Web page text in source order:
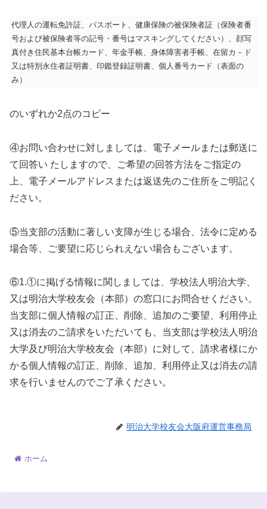
代理人の運転免許証、パスポート、健康保険の被保険者証（保険者番
号および被保険者等の記号・番号はマスキングしてください）、顔写
真付き住民基本台帳カード、年金手帳、身体障害者手帳、在留カ－ド
又は特別永住者証明書、印鑑登録証明書、個人番号カード（表面の
み）
のいずれか2点のコピー
④お問い合わせに対しましては、電子メールまたは郵送に
て回答い たしますので、ご希望の回答方法をご指定の
上、電子メールアドレスまたは返送先のご住所をご明記く
ださい。
⑤当支部の活動に著しい支障が生じる場合、法令に定める
場合等、ご要望に応じられえない場合もございます。
⑥1.①に掲げる情報に関しましては、学校法人明治大学、
又は明治大学校友会（本部）の窓口にお問合せください。
当支部に個人情報の訂正、削除、追加のご要望、利用停止
又は消去のご請求をいただいても、当支部は学校法人明治
大学及び明治大学校友会（本部）に対して、請求者様にか
かる個人情報の訂正、削除、追加、利用停止又は消去の請
求を行いませんのでご了承ください。
明治大学校友会大阪府運営事務局
ホーム